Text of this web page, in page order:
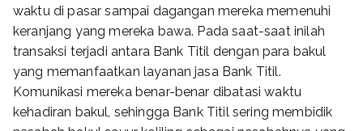
waktu di pasar sampai dagangan mereka memenuhi
keranjang yang mereka bawa. Pada saat-saat inilah
transaksi terjadi antara Bank Titil dengan para bakul
yang memanfaatkan layanan jasa Bank Titil.
Komunikasi mereka benar-benar dibatasi waktu
kehadiran bakul, sehingga Bank Titil sering membidik